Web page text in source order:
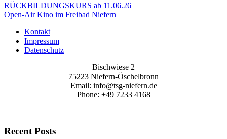
RÜCKBILDUNGSKURS ab 11.06.26
Open-Air Kino im Freibad Niefern
Kontakt
Impressum
Datenschutz
Bischwiese 2
75223 Niefern-Öschelbronn
Email: info@tsg-niefern.de
Phone: +49 7233 4168
Recent Posts